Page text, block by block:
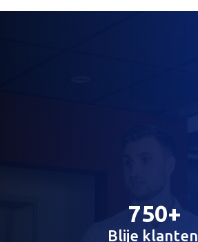
750+
Blije klanten